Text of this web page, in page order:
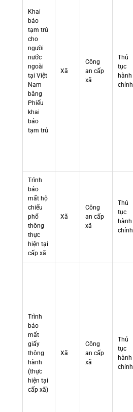
Khai
báo
tạm trú
cho
người
nước
ngoài
tại Việt
Nam
bằng
Phiếu
khai
báo
tạm trú
Xã
Công
an cấp
xã
Thủ
tục
hành
chính
Trình
báo
mất hộ
chiếu
phổ
thông
thực
hiện tại
cấp xã
Xã
Công
an cấp
xã
Thủ
tục
hành
chính
Trình
báo
mất
giấy
thông
hành
(thực
hiện tại
cấp xã)
Xã
Công
an cấp
xã
Thủ
tục
hành
chính